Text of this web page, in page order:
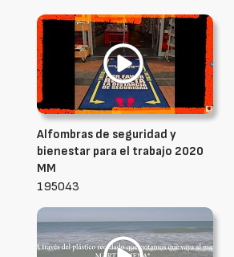
Alfombras de seguridad y
bienestar para el trabajo 2020
MM
195043